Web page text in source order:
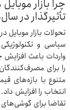
چرا بازار
تأثیرگذار در
تحولات بازار موبایل
سیاسی و
واردات باعث
را برای
متنوع با بازه‌های
انتخاب را افزایش
تقاضا برای